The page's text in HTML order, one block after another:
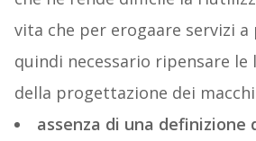
vita che per erogaare servizi a
quindi necessario ripensare le
della progettazione dei
assenza di una definizione